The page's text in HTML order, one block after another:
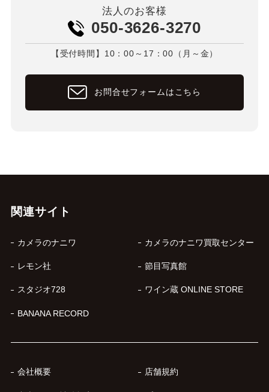
法人のお客様
050-3626-3270
【受付時間】10：00～17：00（月～金）
お問合せフォームはこちら
関連サイト
カメラのナニワ カメラのナニワ買取センター
レモン社 節目写真館
スタジオ728 ワイン蔵 ONLINE STORE
BANANA RECORD
会社概要 店舗規約